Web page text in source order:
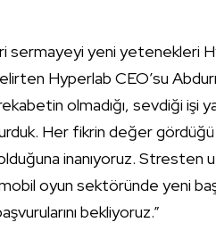
sermayeyi yeni yetenekleri
Hyperlab CEO’su
olmadığı, sevdiği işi
Her fikrin değer
olduğuna inanıyoruz.
oyun sektöründe yeni
bekliyoruz.”